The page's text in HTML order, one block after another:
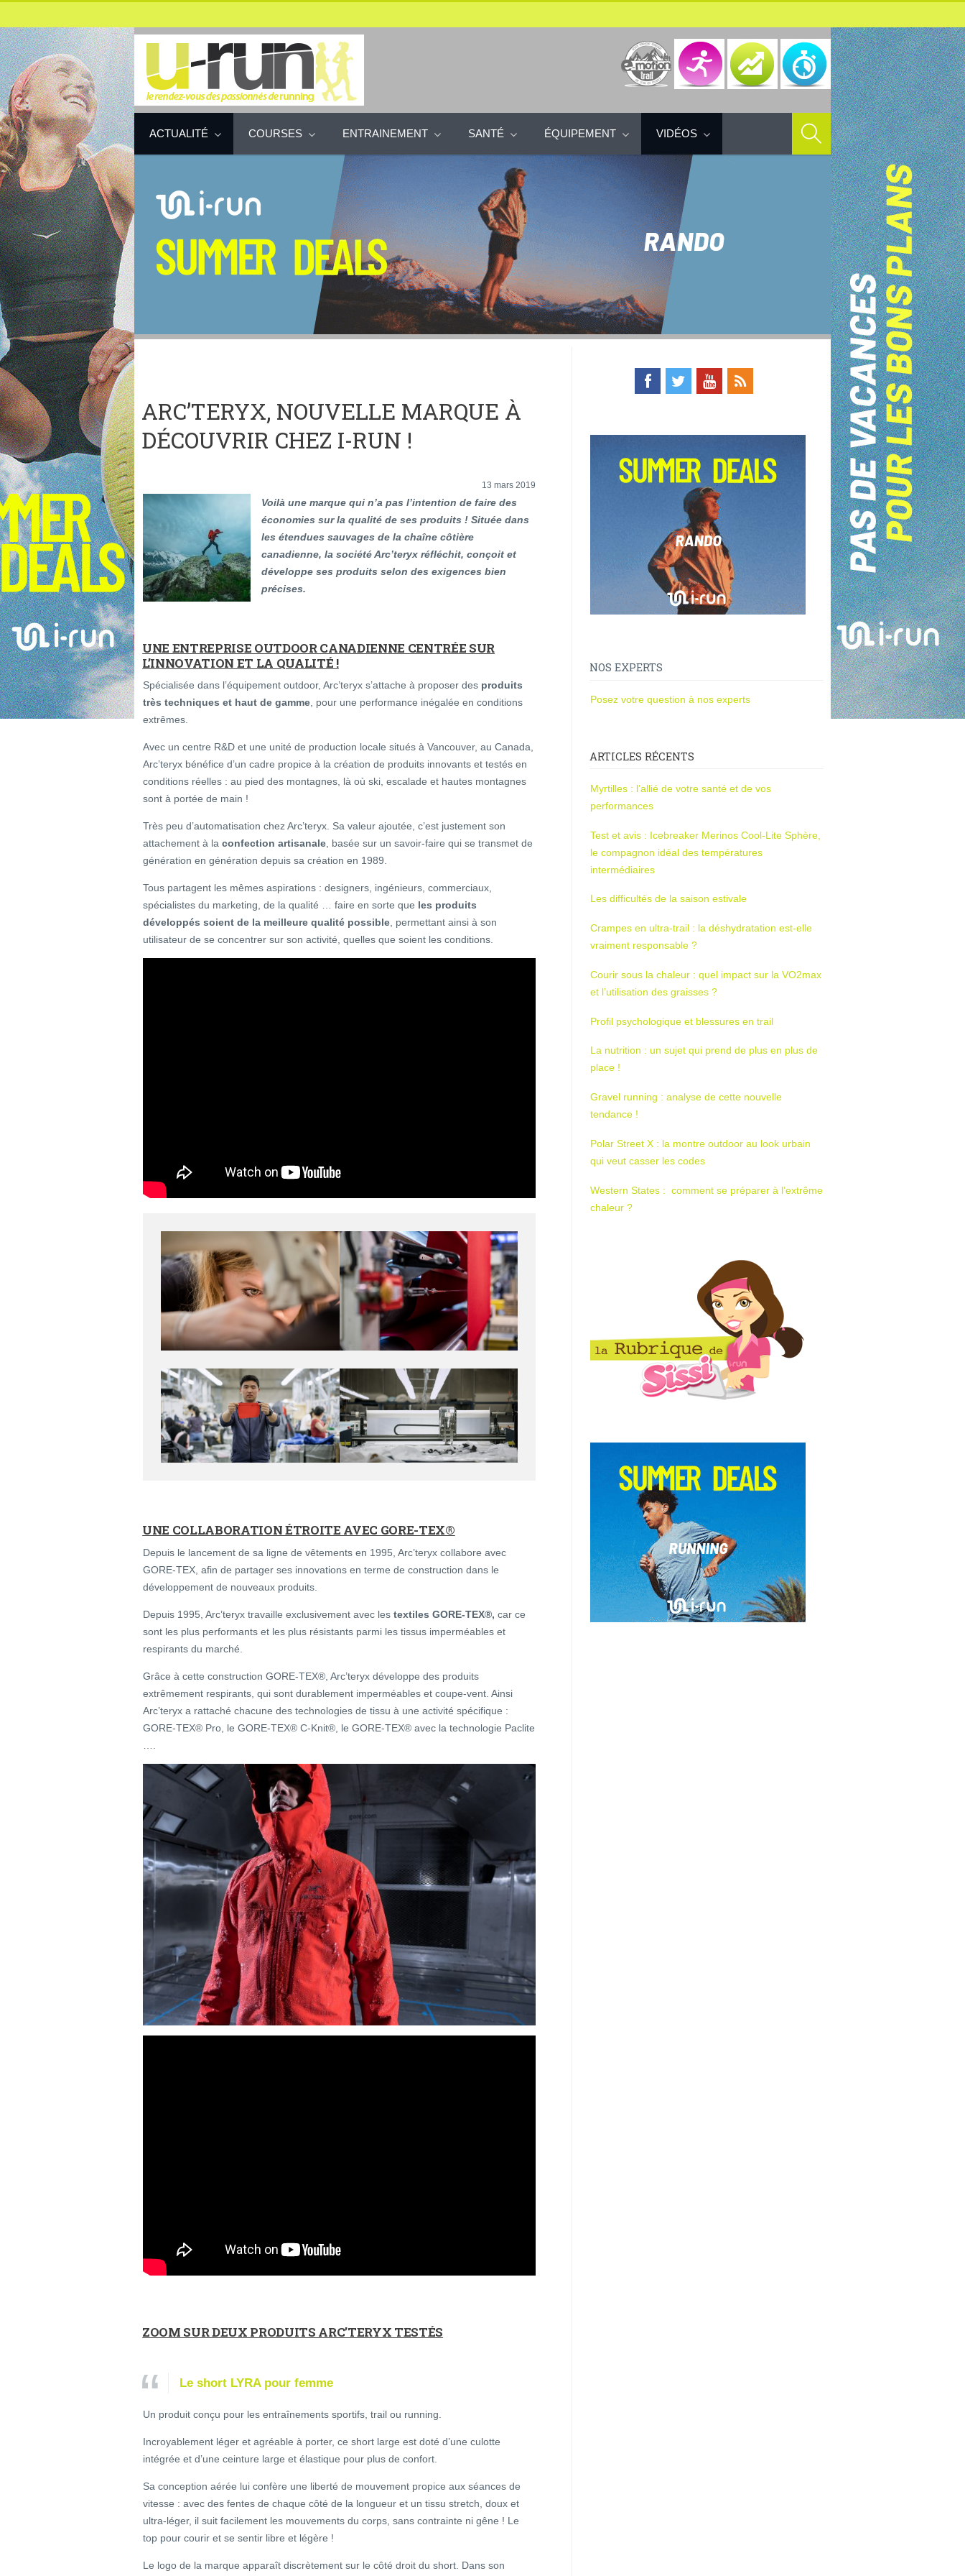
ACTUALITÉ COURSES ENTRAINEMENT SANTÉ ÉQUIPEMENT VIDÉOS
ARC’TERYX, NOUVELLE MARQUE À
DÉCOUVRIR CHEZ I-RUN !
13 mars 2019
Voilà une marque qui n’a pas l’intention de faire des
économies sur la qualité de ses produits ! Située dans
les étendues sauvages de la chaîne côtière
canadienne, la société Arc’teryx réfléchit, conçoit et
développe ses produits selon des exigences bien
précises.
UNE ENTREPRISE OUTDOOR CANADIENNE CENTRÉE SUR
L’INNOVATION ET LA QUALITÉ !
Spécialisée dans l’équipement outdoor, Arc’teryx s’attache à proposer des produits
très techniques et haut de gamme, pour une performance inégalée en conditions
extrêmes.
Avec un centre R&D et une unité de production locale situés à Vancouver, au Canada,
Arc’teryx bénéfice d’un cadre propice à la création de produits innovants et testés en
conditions réelles : au pied des montagnes, là où ski, escalade et hautes montagnes
sont à portée de main !
Très peu d’automatisation chez Arc’teryx. Sa valeur ajoutée, c’est justement son
attachement à la confection artisanale, basée sur un savoir-faire qui se transmet de
génération en génération depuis sa création en 1989.
Tous partagent les mêmes aspirations : designers, ingénieurs, commerciaux,
spécialistes du marketing, de la qualité … faire en sorte que les produits
développés soient de la meilleure qualité possible, permettant ainsi à son
utilisateur de se concentrer sur son activité, quelles que soient les conditions.
UNE COLLABORATION ÉTROITE AVEC GORE-TEX®
Depuis le lancement de sa ligne de vêtements en 1995, Arc’teryx collabore avec
GORE-TEX, afin de partager ses innovations en terme de construction dans le
développement de nouveaux produits.
Depuis 1995, Arc’teryx travaille exclusivement avec les textiles GORE-TEX®, car ce
sont les plus performants et les plus résistants parmi les tissus imperméables et
respirants du marché.
Grâce à cette construction GORE-TEX®, Arc’teryx développe des produits
extrêmement respirants, qui sont durablement imperméables et coupe-vent. Ainsi
Arc’teryx a rattaché chacune des technologies de tissu à une activité spécifique :
GORE-TEX® Pro, le GORE-TEX® C-Knit®, le GORE-TEX® avec la technologie Paclite
ZOOM SUR DEUX PRODUITS ARC’TERYX TESTÉS
Le short LYRA pour femme
Un produit conçu pour les entraînements sportifs, trail ou running.
Incroyablement léger et agréable à porter, ce short large est doté d’une culotte
intégrée et d’une ceinture large et élastique pour plus de confort.
Sa conception aérée lui confère une liberté de mouvement propice aux séances de
vitesse : avec des fentes de chaque côté de la longueur et un tissu stretch, doux et
ultra-léger, il suit facilement les mouvements du corps, sans contrainte ni gêne ! Le
top pour courir et se sentir libre et légère !
Le logo de la marque apparaît discrètement sur le côté droit du short. Dans son
NOS EXPERTS
Posez votre question à nos experts
ARTICLES RÉCENTS
Myrtilles : l’allié de votre santé et de vos
performances
Test et avis : Icebreaker Merinos Cool-Lite Sphère,
le compagnon idéal des températures
intermédiaires
Les difficultés de la saison estivale
Crampes en ultra-trail : la déshydratation est-elle
vraiment responsable ?
Courir sous la chaleur : quel impact sur la VO2max
et l’utilisation des graisses ?
Profil psychologique et blessures en trail
La nutrition : un sujet qui prend de plus en plus de
place !
Gravel running : analyse de cette nouvelle
tendance !
Polar Street X : la montre outdoor au look urbain
qui veut casser les codes
Western States : comment se préparer à l’extrême
chaleur ?